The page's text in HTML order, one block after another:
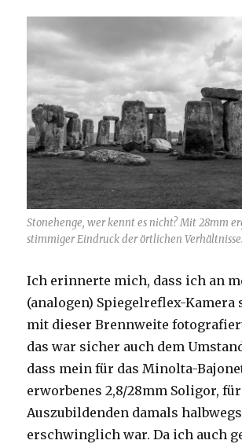
Stonehenge, wer kennt es nicht? Mit 28mm
stimmiger Eindruck der örtlichen Verhältnisse.
Ich erinnerte mich, dass ich an
(analogen) Spiegelreflex-Kamera
mit dieser Brennweite
das war sicher auch dem
dass mein für das Minolta-
erworbenes 2,8/28mm Soligor,
Auszubildenden damals halbwegs
erschwinglich war. Da ich auch